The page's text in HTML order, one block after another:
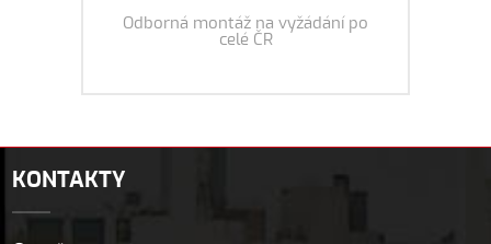
Odborná montáž na vyžádání po
celé ČR
KONTAKTY